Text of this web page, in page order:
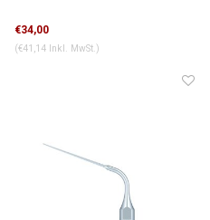
€34,00
(€41,14 Inkl. MwSt.)